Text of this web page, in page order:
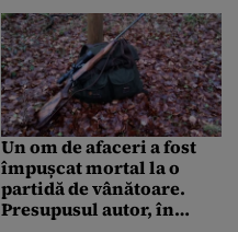
Un om de afaceri a fost
împușcat mortal la o
partidă de vânătoare.
Presupusul autor, în